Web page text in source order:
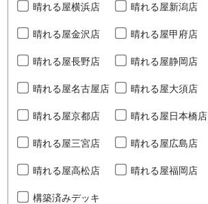
晴れる屋横浜店 晴れる屋新潟店
晴れる屋金沢店 晴れる屋甲府店
晴れる屋長野店 晴れる屋静岡店
晴れる屋名古屋店 晴れる屋大須店
晴れる屋京都店 晴れる屋日本橋店
晴れる屋三宮店 晴れる屋広島店
晴れる屋高松店 晴れる屋福岡店
構築済みデッキ